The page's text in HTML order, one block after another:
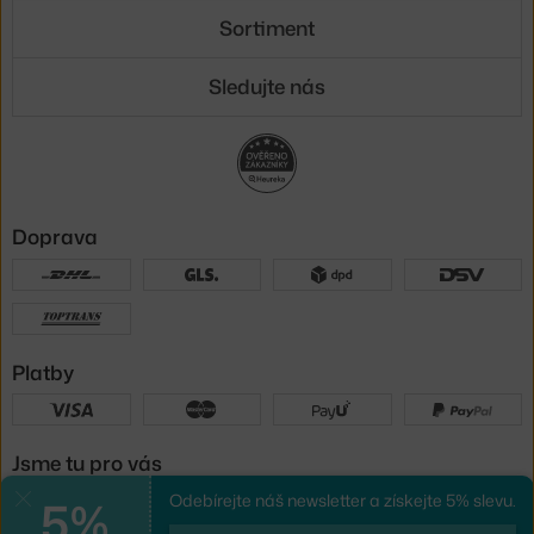
Odebírejte náš newsletter a získejte 5% slevu.
Sortiment
Sledujte nás
Doprava
Platby
Jsme tu pro vás